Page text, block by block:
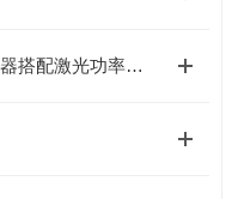
半导体晶圆缺陷检测：深紫外激光器搭配激光功率计、光束质量分析仪实践